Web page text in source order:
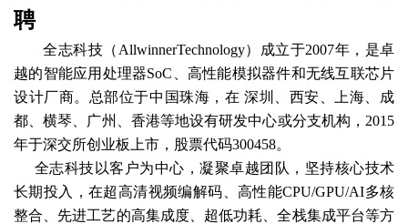
聘
全志科技（AllwinnerTechnology）成立于2007年，是卓
越的智能应用处理器SoC、高性能模拟器件和无线互联芯片
设计厂商。总部位于中国珠海，在 深圳、西安、上海、成
都、横琴、广州、香港等地设有研发中心或分支机构，2015
年于深交所创业板上市，股票代码300458。
全志科技以客户为中心，凝聚卓越团队，坚持核心技术
长期投入，在超高清视频编解码、高性能CPU/GPU/AI多核
整合、先进工艺的高集成度、超低功耗、全栈集成平台等方